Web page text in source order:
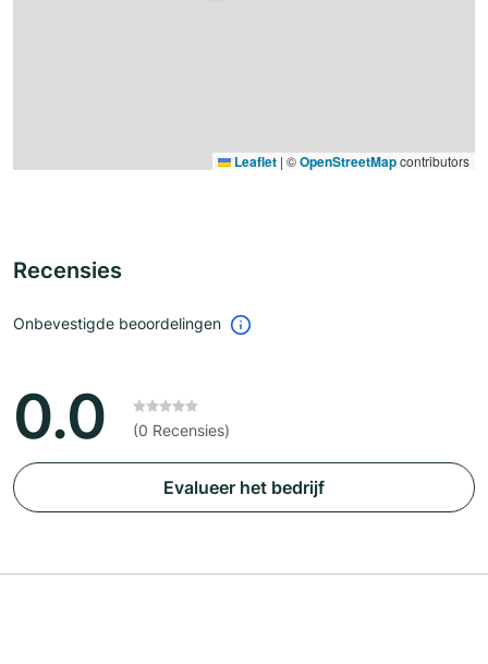
Leaflet | ©OpenStreetMapcontributors
Recensies
Onbevestigde beoordelingen
0.0 (0 Recensies)
Evalueer het bedrijf